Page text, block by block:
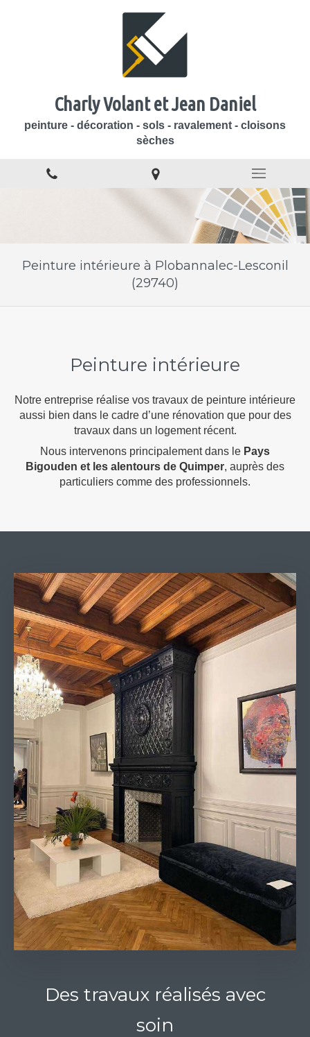
Charly Volant et Jean Daniel
peinture - décoration - sols - ravalement - cloisons
sèches
Peinture intérieure à Plobannalec-Lesconil
(29740)
Peinture intérieure
Notre entreprise réalise vos travaux de peinture intérieure
aussi bien dans le cadre d’une rénovation que pour des
travaux dans un logement récent.
Nous intervenons principalement dans le Pays
Bigouden et les alentours de Quimper, auprès des
particuliers comme des professionnels.
Des travaux réalisés avec
soin